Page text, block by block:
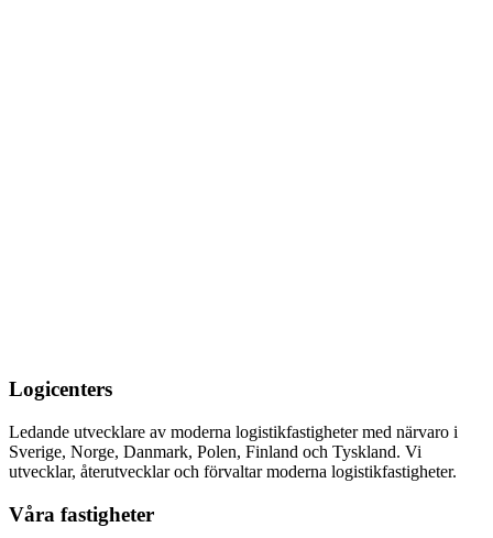
Logicenters
Ledande utvecklare av moderna logistikfastigheter med närvaro i
Sverige, Norge, Danmark, Polen, Finland och Tyskland. Vi
utvecklar, återutvecklar och förvaltar moderna logistikfastigheter.
Våra fastigheter